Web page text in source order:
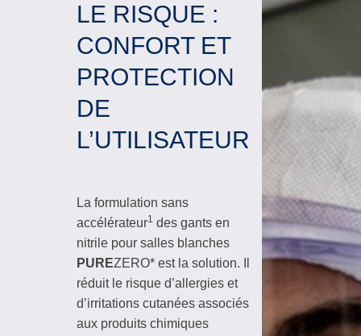
LE RISQUE :
CONFORT ET
PROTECTION
DE
L’UTILISATEUR
La formulation sans
accélérateur1 des gants en
nitrile pour salles blanches
PUREZERO* est la solution. Il
réduit le risque d’allergies et
d’irritations cutanées associés
aux produits chimiques